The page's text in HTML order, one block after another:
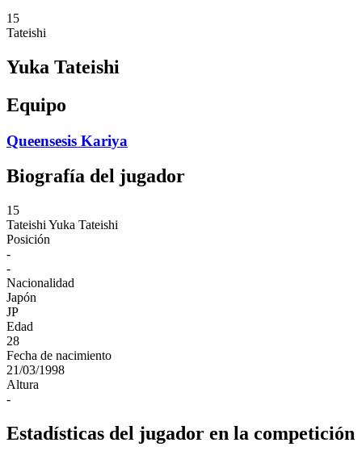
15
Tateishi
Yuka Tateishi
Equipo
Queensesis Kariya
Biografía del jugador
15
Tateishi Yuka Tateishi
Posición
-
-
Nacionalidad
Japón
JP
Edad
28
Fecha de nacimiento
21/03/1998
Altura
-
Estadísticas del jugador en la competición